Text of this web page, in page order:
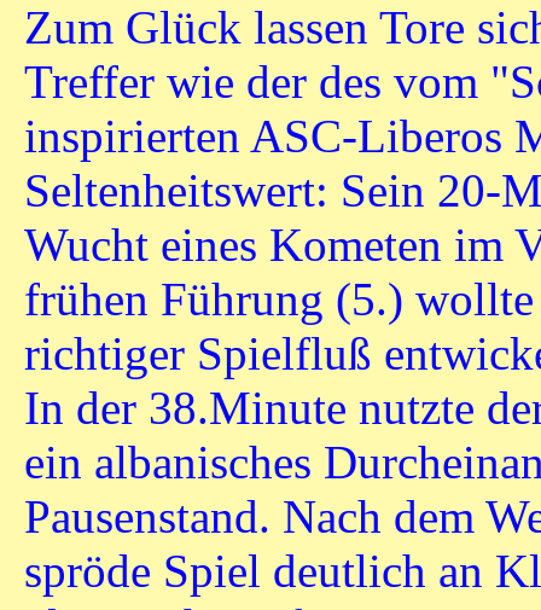
Zum Glück lassen Tore
Treffer wie der des vom
inspirierten ASC-Liberos
Seltenheitswert: Sein 20-
Wucht eines Kometen im
frühen Führung (5.)
richtiger Spielfluß
In der 38.Minute nutzte
ein albanisches
Pausenstand. Nach dem
spröde Spiel deutlich an